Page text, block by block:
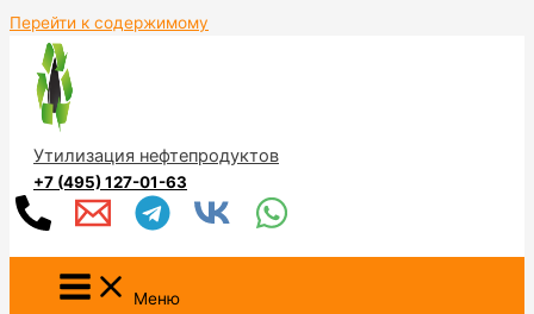
Перейти к содержимому
Утилизация нефтепродуктов
+7 (495) 127-01-63
Меню